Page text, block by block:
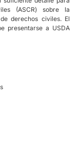
(ASCR) sobre la
derechos civiles. El
presentarse a USDA